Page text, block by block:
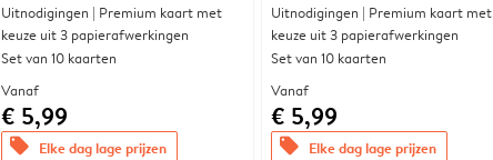
Uitnodigingen | Premium kaart met
keuze uit 3 papierafwerkingen
Set van 10 kaarten
Vanaf
€ 5,99
offers Elke dag lage prijzen
Uitnodigingen | Premium kaart met
keuze uit 3 papierafwerkingen
Set van 10 kaarten
Vanaf
€ 5,99
offers Elke dag lage prijzen